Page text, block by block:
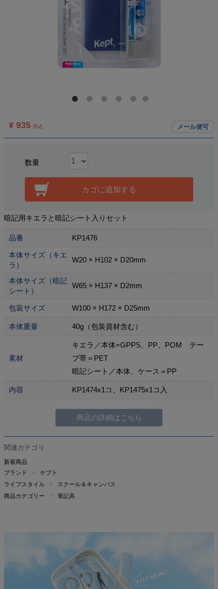
¥ 935 税込 メール便可
数量
カゴに追加する
暗記用キエラと暗記シート入りセット
品番 KP1476
本体サイズ（キエ
ラ）
W20 × H102 × D20mm
本体サイズ（暗記
シート）
W65 × H137 × D2mm
包装サイズ W100 × H172 × D25mm
本体重量 40g（包装資材含む）
素材
キエラ／本体=GPPS、PP、POM テー
プ帯＝PET
暗記シート／本体、ケース＝PP
内容 KP1474x1コ、KP1475x1コ入
商品の詳細はこちら
関連カテゴリ
新着商品
ブランド
ケプト
ライフスタイル
スクール＆キャンパス
商品カテゴリー
筆記具